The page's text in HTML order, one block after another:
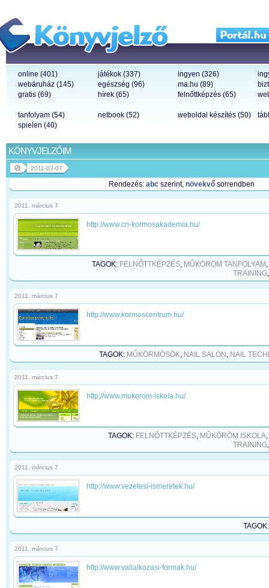
online (401) játékok (337) ingyen (326)
webáruház (145)
egészség (96) ma.hu (89)
gratis (69)
hírek (65) felnőttképzés (65)
tanfolyam (54) netbook (52) weboldal készítés (50)
spielen (40)
KÖNYVJELZŐIM
2011-03-07
Rendezés: abcszerint, növekvősorrendben
2011. március 7
http://www.cn-kormosakademia.hu/
TAGOK: FELNŐTTKÉPZÉS, MŰKÖRÖM TANFOLYAM ,
TRAINING
2011. március 7
http://www.kormoscentrum.hu/
TAGOK: MŰKÖRMÖSÖK, NAIL SALON , NAIL
2011. március 7
http://www.mukorom-iskola.hu/
TAGOK: FELNŐTTKÉPZÉS, MŰKÖRÖM ISKOLA,
TRAINING
2011. március 7
http://www.vezetesi-ismeretek.hu/
2011. március 7
http://www.vallalkozasi-formak.hu/